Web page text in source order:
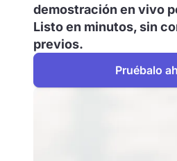
demostración en vivo
Listo en minutos, sin
previos.
Pruébalo